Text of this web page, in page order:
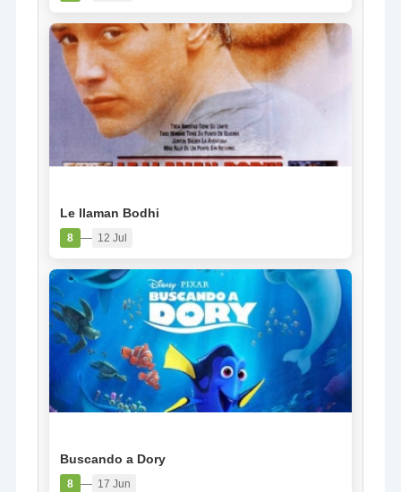
Le llaman Bodhi
8 — 12 Jul
Buscando a Dory
8 — 17 Jun